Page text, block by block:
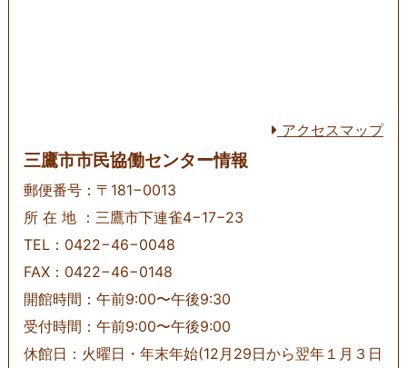
アクセスマップ
三鷹市市民協働センター情報
郵便番号：〒181−0013
所 在 地 ：三鷹市下連雀4−17−23
TEL：0422−46−0048
FAX：0422−46−0148
開館時間：午前9:00〜午後9:30
受付時間：午前9:00〜午後9:00
休館日：火曜日・年末年始(12月29日から翌年１月３日